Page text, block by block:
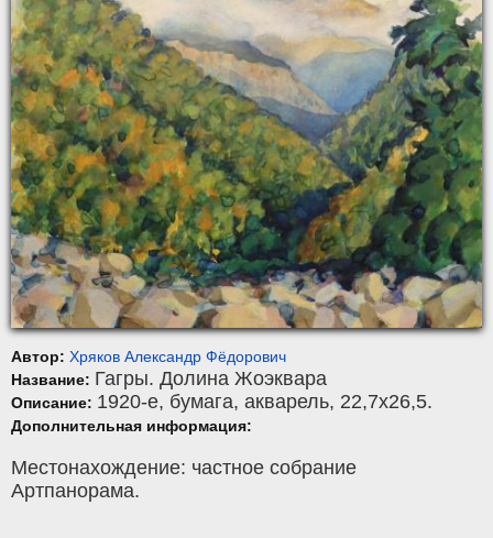
Автор: Хряков Александр Фёдорович
Название: Гагры. Долина Жоэквара
Описание: 1920-е, бумага, акварель, 22,7x26,5.
Дополнительная информация:
Местонахождение: частное собрание
Артпанорама.